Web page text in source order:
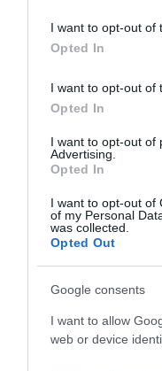
I want to opt-out of
Opted In
I want to opt-out of
Opted In
I want to opt-out of
Advertising.
Opted In
I want to opt-out of
of my Personal
was collected.
Opted Out
Google consents
I want to allow
web or device